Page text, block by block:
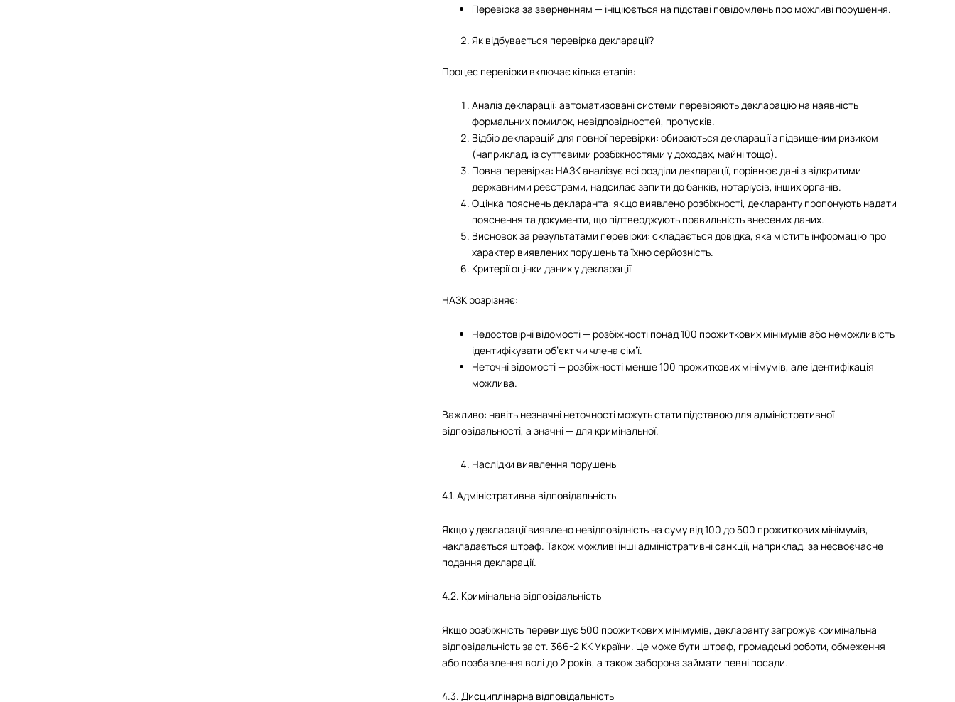
Перевірка за зверненням — ініціюється на підставі повідомлень про можливі порушення.
Як відбувається перевірка декларації?
Процес перевірки включає кілька етапів:
Аналіз декларації: автоматизовані системи перевіряють декларацію на наявність
формальних помилок, невідповідностей, пропусків.
Відбір декларацій для повної перевірки: обираються декларації з підвищеним ризиком
(наприклад, із суттєвими розбіжностями у доходах, майні тощо).
Повна перевірка: НАЗК аналізує всі розділи декларації, порівнює дані з відкритими
державними реєстрами, надсилає запити до банків, нотаріусів, інших органів.
Оцінка пояснень декларанта: якщо виявлено розбіжності, декларанту пропонують надати
пояснення та документи, що підтверджують правильність внесених даних.
Висновок за результатами перевірки: складається довідка, яка містить інформацію про
характер виявлених порушень та їхню серйозність.
Критерії оцінки даних у декларації
НАЗК розрізняє:
Недостовірні відомості — розбіжності понад 100 прожиткових мінімумів або неможливість
ідентифікувати об’єкт чи члена сім’ї.
Неточні відомості — розбіжності менше 100 прожиткових мінімумів, але ідентифікація
можлива.
Важливо: навіть незначні неточності можуть стати підставою для адміністративної
відповідальності, а значні — для кримінальної.
Наслідки виявлення порушень
4.1. Адміністративна відповідальність
Якщо у декларації виявлено невідповідність на суму від 100 до 500 прожиткових мінімумів,
накладається штраф. Також можливі інші адміністративні санкції, наприклад, за несвоєчасне
подання декларації.
4.2. Кримінальна відповідальність
Якщо розбіжність перевищує 500 прожиткових мінімумів, декларанту загрожує кримінальна
відповідальність за ст. 366-2 КК України. Це може бути штраф, громадські роботи, обмеження
або позбавлення волі до 2 років, а також заборона займати певні посади.
4.3. Дисциплінарна відповідальність